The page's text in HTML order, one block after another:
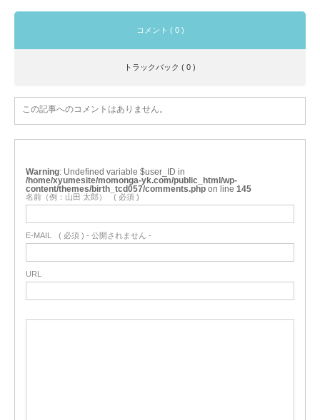
コメント ( 0 )
トラックバック ( 0 )
この記事へのコメントはありません。
Warning : Undefined variable $user_ID in
/home/xyumesite/momonga-yk.com/public_html/wp-
content/themes/birth_tcd057/comments.php on line 145
名前（例：山田 太郎） ( 必須 )
E-MAIL ( 必須 ) - 公開されません -
URL